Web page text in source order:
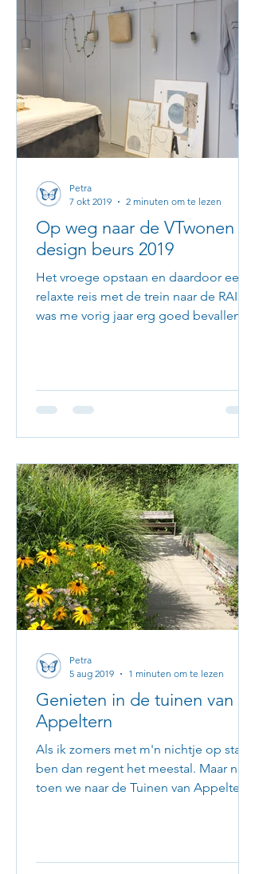
Op weg naar de VTwonen &
design beurs 2019
Het vroege opstaan en daardoor een
relaxte reis met de trein naar de RAI
was me vorig jaar erg goed bevallen.
Petra
7 okt 2019
2 minuten om te lezen
Genieten in de tuinen van
Appeltern
Als ik zomers met m'n nichtje op stap
ben dan regent het meestal. Maar niet
toen we naar de Tuinen van Appeltern
Petra
5 aug 2019
1 minuten om te lezen